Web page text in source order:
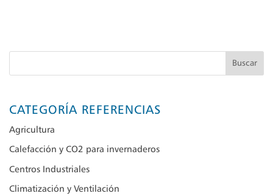
Buscar
CATEGORÍA REFERENCIAS
Agricultura
Calefacción y CO2 para invernaderos
Centros Industriales
Climatización y Ventilación